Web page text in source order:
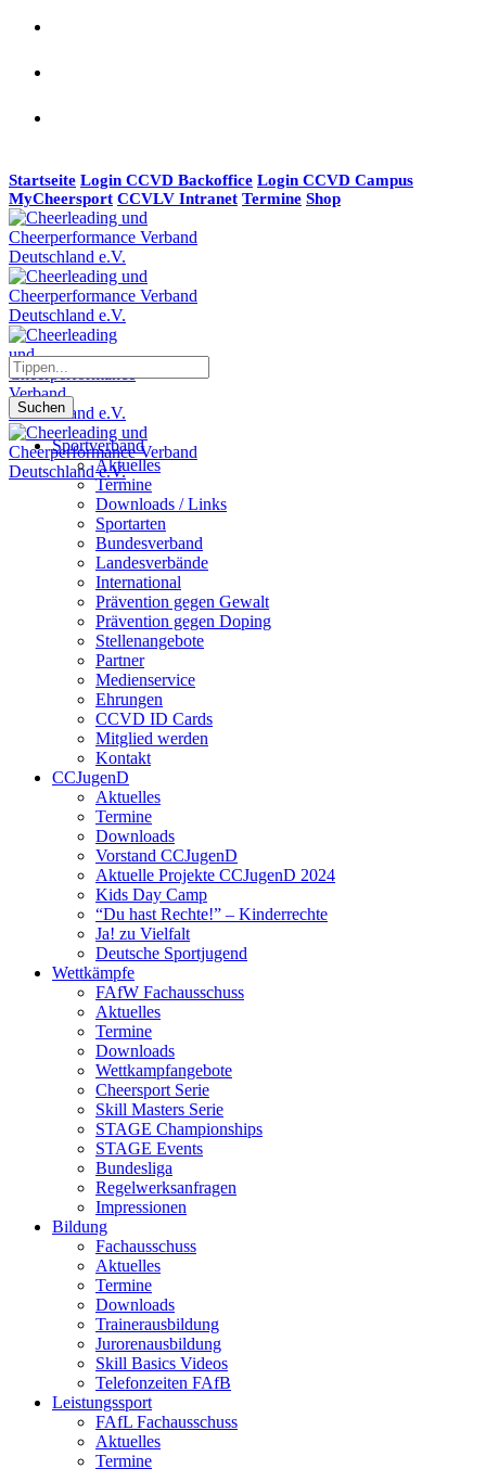
Startseite Login CCVD Backoffice Login CCVD Campus
MyCheersport CCVLV Intranet Termine Shop
Suchen
Sportverband
Aktuelles
Termine
Downloads / Links
Sportarten
Bundesverband
Landesverbände
International
Prävention gegen Gewalt
Prävention gegen Doping
Stellenangebote
Partner
Medienservice
Ehrungen
CCVD ID Cards
Mitglied werden
Kontakt
CCJugenD
Aktuelles
Termine
Downloads
Vorstand CCJugenD
Aktuelle Projekte CCJugenD 2024
Kids Day Camp
“Du hast Rechte!” – Kinderrechte
Ja! zu Vielfalt
Deutsche Sportjugend
Wettkämpfe
FAfW Fachausschuss
Aktuelles
Termine
Downloads
Wettkampfangebote
Cheersport Serie
Skill Masters Serie
STAGE Championships
STAGE Events
Bundesliga
Regelwerksanfragen
Impressionen
Bildung
Fachausschuss
Aktuelles
Termine
Downloads
Trainerausbildung
Jurorenausbildung
Skill Basics Videos
Telefonzeiten FAfB
Leistungssport
FAfL Fachausschuss
Aktuelles
Termine